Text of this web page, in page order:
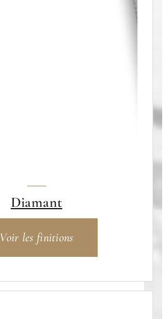
Diamant
Voir les finitions